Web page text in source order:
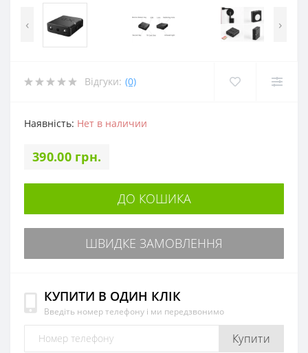
‹ ›
Відгуки: (0)
Наявність: Нет в наличии
390.00 грн.
ДО КОШИКА
ШВИДКЕ ЗАМОВЛЕННЯ
КУПИТИ В ОДИН КЛІК
Введіть номер телефону і ми передзвонимо
Купити